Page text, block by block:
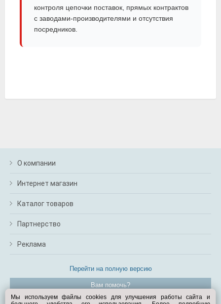
контроля цепочки поставок, прямых контрактов
с заводами-производителями и отсутствия
посредников.
О компании
Интернет магазин
Каталог товаров
Партнерство
Реклама
Перейти на полную версию
Вам помочь?
Мы используем файлы cookies для улучшения работы сайта и